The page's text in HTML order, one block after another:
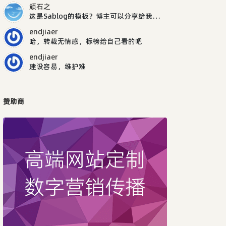
顽石之
这是Sablog的模板？博主可以分享给我吗，谢谢
endjiaer
哈，转载无情感，标榜给自己看的吧
endjiaer
建设容易，维护难
赞助商